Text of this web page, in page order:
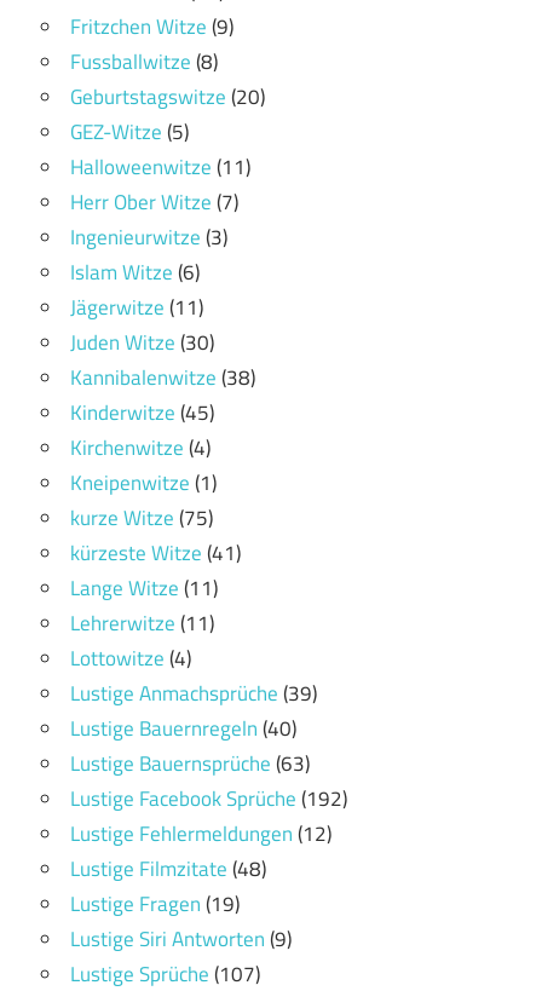
Fritzchen Witze(9)
Fussballwitze(8)
Geburtstagswitze(20)
GEZ-Witze(5)
Halloweenwitze(11)
Herr Ober Witze(7)
Ingenieurwitze(3)
Islam Witze(6)
Jägerwitze(11)
Juden Witze(30)
Kannibalenwitze(38)
Kinderwitze(45)
Kirchenwitze(4)
Kneipenwitze(1)
kurze Witze(75)
kürzeste Witze(41)
Lange Witze(11)
Lehrerwitze(11)
Lottowitze(4)
Lustige Anmachsprüche(39)
Lustige Bauernregeln(40)
Lustige Bauernsprüche(63)
Lustige Facebook Sprüche(192)
Lustige Fehlermeldungen(12)
Lustige Filmzitate(48)
Lustige Fragen(19)
Lustige Siri Antworten(9)
Lustige Sprüche(107)